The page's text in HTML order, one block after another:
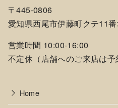
〒445-0806
愛知県西尾市伊藤町クテ11
営業時間 10:00-16:00
不定休（店舗へのご来店は予
Home